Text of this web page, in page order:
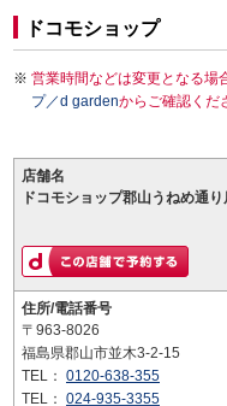
ドコモショップ
営業時間などは変更となる場
プ／d gardenからご確認くだ
店舗名
ドコモショップ郡山うねめ通り
住所/電話番号
〒963-8026
福島県郡山市並木3-2-15
TEL： 0120-638-355
TEL： 024-935-3355